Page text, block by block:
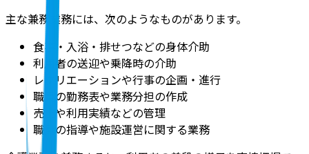
主な兼務業務には、次のようなものがあります。
食事・入浴・排せつなどの身体介助
利用者の送迎や乗降時の介助
レクリエーションや行事の企画・進行
職員の勤務表や業務分担の作成
売上や利用実績などの管理
職員の指導や施設運営に関する業務